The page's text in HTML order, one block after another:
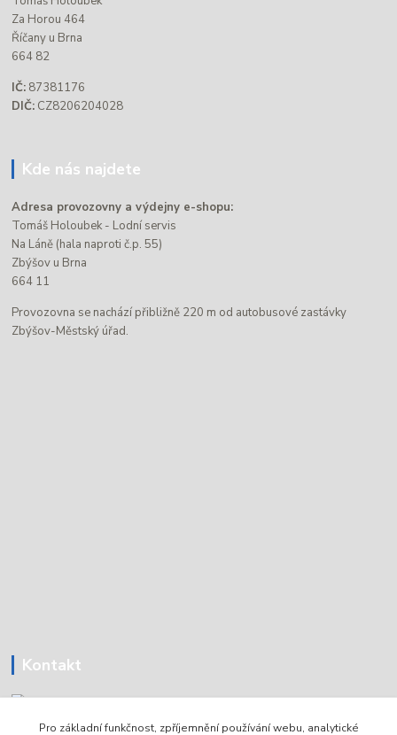
Za Horou 464
Říčany u Brna
664 82
IČ: 87381176
DIČ: CZ8206204028
Kde nás najdete
Adresa provozovny a výdejny e-shopu:
Tomáš Holoubek - Lodní servis
Na Láně (hala naproti č.p. 55)
Zbýšov u Brna
664 11
Provozovna se nachází přibližně 220 m od autobusové zastávky
Zbýšov-Městský úřad.
Kontakt
Tomáš Holoubek
Pro základní funkčnost, zpříjemnění používání webu, analytické